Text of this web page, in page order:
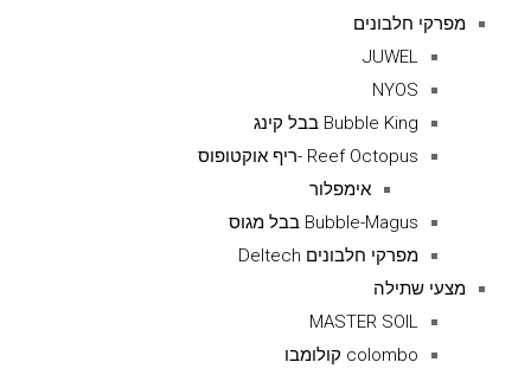
מפרקי חלבונים
JUWEL
NYOS
Bubble King בבל קינג
Reef Octopus -ריף אוקטופוס
אימפלור
Bubble-Magus בבל מגוס
מפרקי חלבונים Deltech
מצעי שתילה
MASTER SOIL
colombo קולומבו